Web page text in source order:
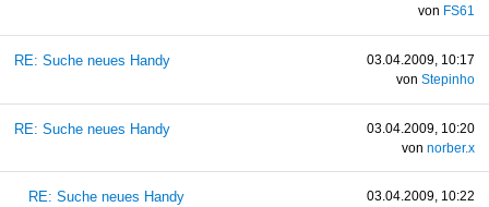
von FS61
RE: Suche neues Handy
03.04.2009, 10:17
vonStepinho
RE: Suche neues Handy
03.04.2009, 10:20
vonnorber.x
RE: Suche neues Handy
03.04.2009, 10:22